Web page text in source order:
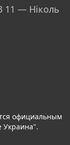
11 — Ніколь
официальным